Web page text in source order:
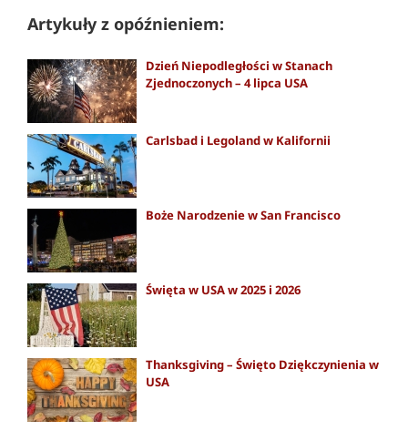
Artykuły z opóźnieniem:
Dzień Niepodległości w Stanach
Zjednoczonych – 4 lipca USA
Carlsbad i Legoland w Kalifornii
Boże Narodzenie w San Francisco
Święta w USA w 2025 i 2026
Thanksgiving – Święto Dziękczynienia w
USA